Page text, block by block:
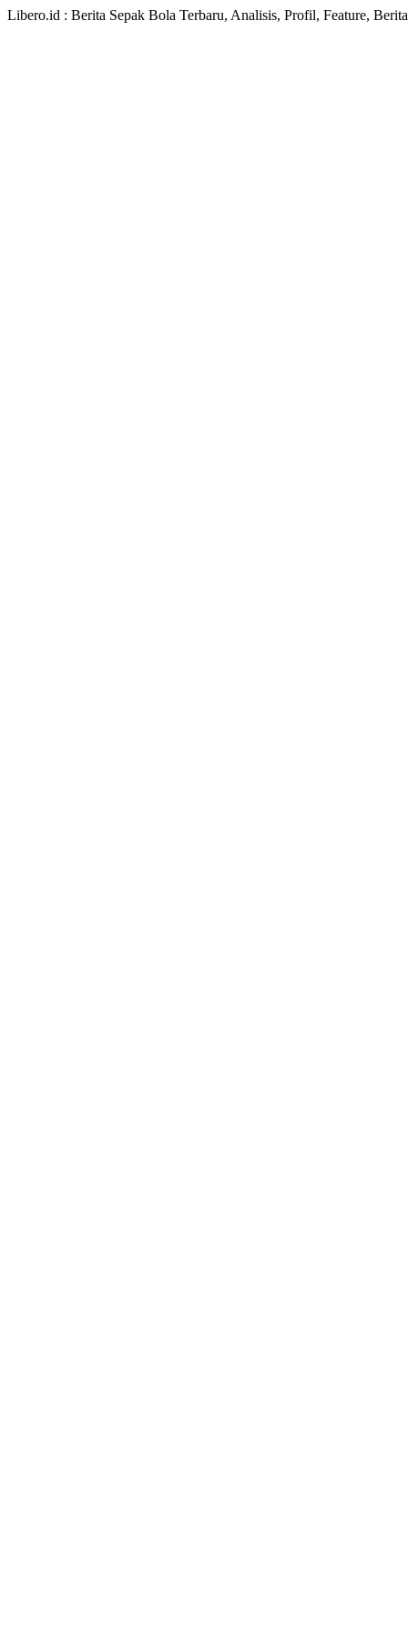
Libero.id : Berita Sepak Bola Terbaru, Analisis, Profil, Feature,